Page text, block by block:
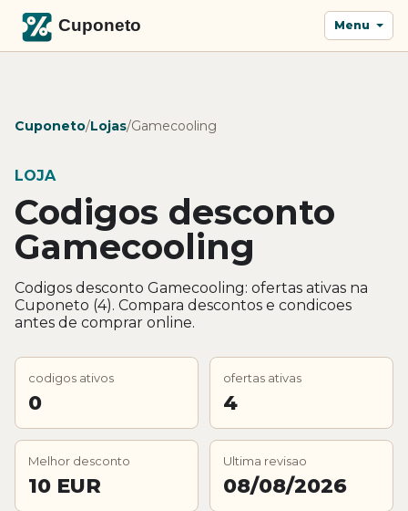
Menu
Cuponeto/Lojas/Gamecooling
LOJA
Codigos desconto
Gamecooling
Codigos desconto Gamecooling: ofertas ativas na
Cuponeto (4). Compara descontos e condicoes
antes de comprar online.
codigos ativos
0
ofertas ativas
4
Melhor desconto
10 EUR
Ultima revisao
08/08/2026